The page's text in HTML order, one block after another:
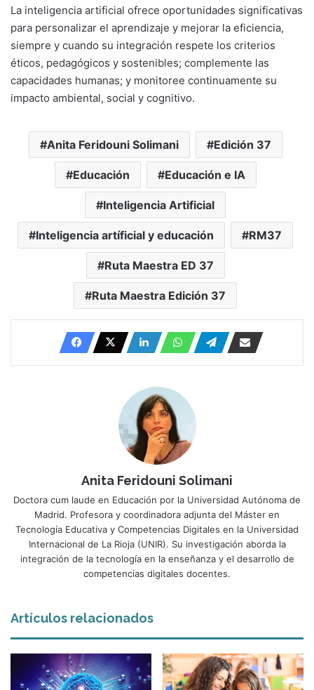
La inteligencia artificial ofrece oportunidades significativas
para personalizar el aprendizaje y mejorar la eficiencia,
siempre y cuando su integración respete los criterios
éticos, pedagógicos y sostenibles; complemente las
capacidades humanas; y monitoree continuamente su
impacto ambiental, social y cognitivo.
Anita Feridouni Solimani Edición 37
Educación Educación e IA
Inteligencia Artificial
Inteligencia artíficial y educación RM37
Ruta Maestra ED 37
Ruta Maestra Edición 37
Anita Feridouni Solimani
Doctora cum laude en Educación por la Universidad Autónoma de
Madrid. Profesora y coordinadora adjunta del Máster en
Tecnología Educativa y Competencias Digitales en la Universidad
Internacional de La Rioja (UNIR). Su investigación aborda la
integración de la tecnología en la enseñanza y el desarrollo de
competencias digitales docentes.
Artículos relacionados